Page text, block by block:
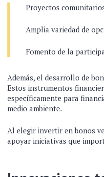
Proyectos
Amplia variedad de
Fomento de la
Además, el desarrollo de
Estos instrumentos
específicamente para
medio ambiente.
Al elegir invertir en bonos
apoyar iniciativas que